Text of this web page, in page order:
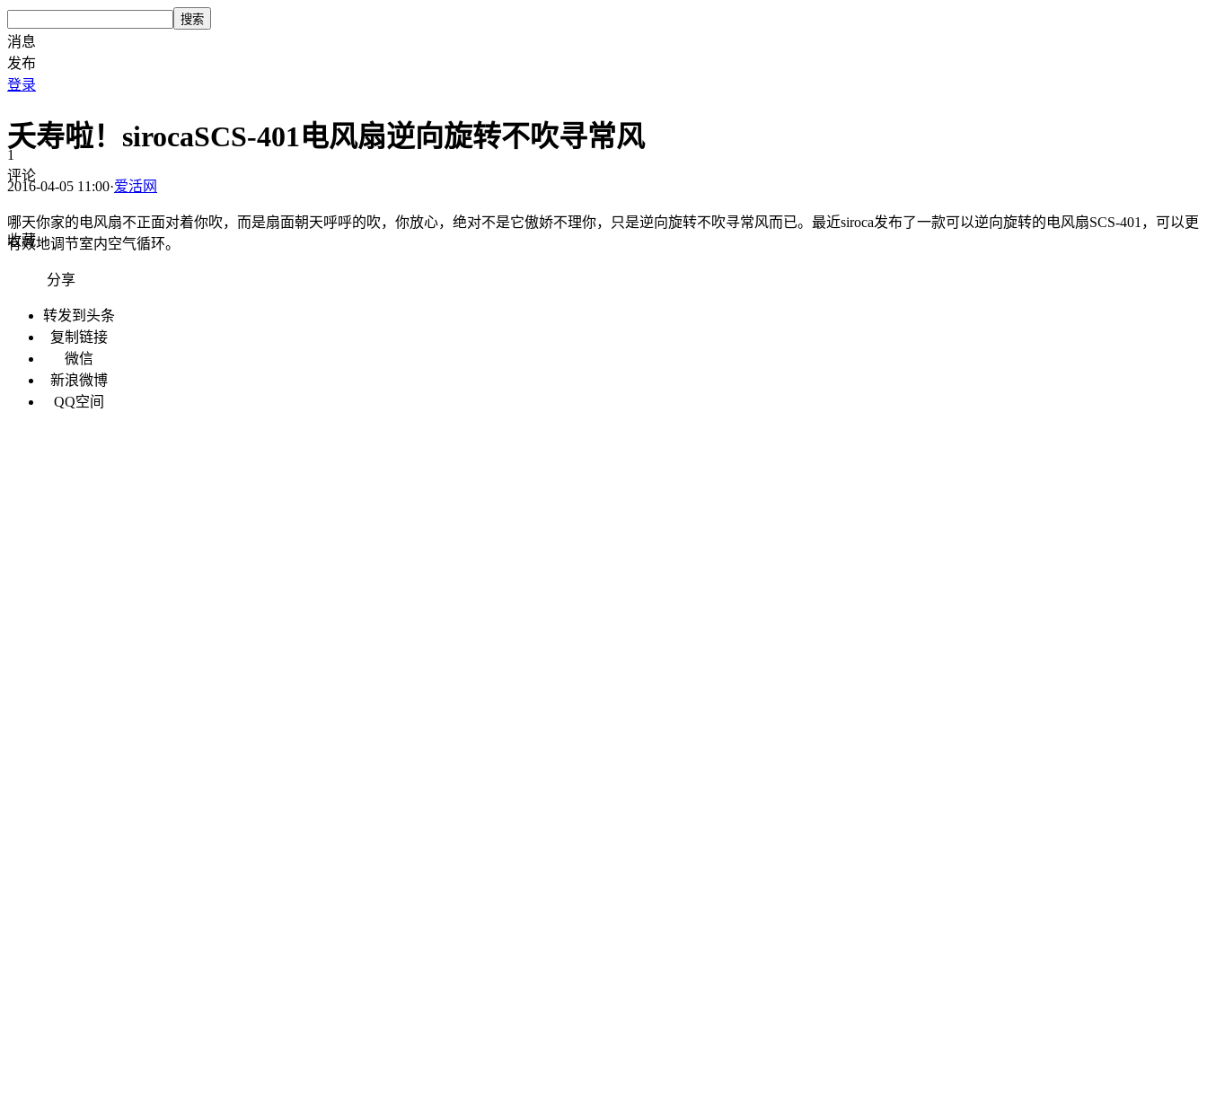
搜索
消息
发布
登录
1
评论
收藏
分享
转发到头条
复制链接
微信
新浪微博
QQ空间
夭寿啦！sirocaSCS-401电风扇逆向旋转不吹寻常风
2016-04-05 11:00·爱活网
哪天你家的电风扇不正面对着你吹，而是扇面朝天呼呼的吹，你放心，绝对不是它傲娇不理你，只是逆向旋转不吹寻常风而已。最近siroca发布了一款可以逆向旋转的电风扇SCS-401，可以更
有效地调节室内空气循环。